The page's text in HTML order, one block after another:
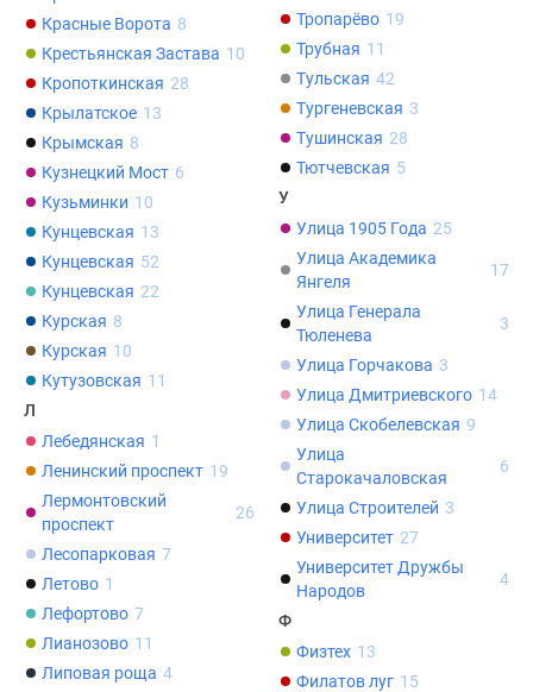
Красные Ворота 8
Крестьянская Застава 10
Кропоткинская 28
Крылатское 13
Крымская 8
Кузнецкий Мост 6
Кузьминки 10
Кунцевская 13
Кунцевская 52
Кунцевская 22
Курская 8
Курская 10
Кутузовская 11
Л
Лебедянская 1
Ленинский проспект 19
Лермонтовский
проспект
26
Лесопарковая 7
Летово 1
Лефортово 7
Лианозово 11
Липовая роща 4
Тропарёво 19
Трубная 11
Тульская 42
Тургеневская 3
Тушинская 28
Тютчевская 5
У
Улица 1905 Года 25
Улица Академика
Янгеля
17
Улица Генерала
Тюленева
3
Улица Горчакова 3
Улица Дмитриевского 14
Улица Скобелевская 9
Улица
Старокачаловская
6
Улица Строителей 3
Университет 27
Университет Дружбы
Народов
4
Ф
Физтех 13
Филатов луг 15